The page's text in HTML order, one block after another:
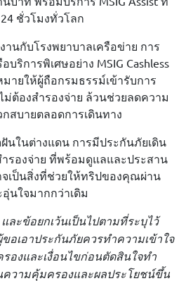
ชั่วโมงทั่วโลก
านกับโรงพยาบาลเครือข่าย การ
ริการพิเศษอย่าง MSIG Cashless
มายให้ผู้ถือกรมธรรม์เข้ารับการ
ต้องสำรองจ่าย ล้วนช่วยลดความ
สบายตลอดการเดินทาง
ฝันในต่างแดน การมีประกันภัยเดิน
ำรองจ่าย ที่พร้อมดูแลและประสาน
เป็นสิ่งที่ช่วยให้ทริปของคุณผ่าน
นใจมากกว่าเดิม
ละข้อยกเว้นเป็นไปตามที่ระบุไว้
อเอาประกันภัยควรทำความเข้าใจ
องและเงื่อนไขก่อนตัดสินใจทำ
วามคุ้มครองและผลประโยชน์ขึ้น